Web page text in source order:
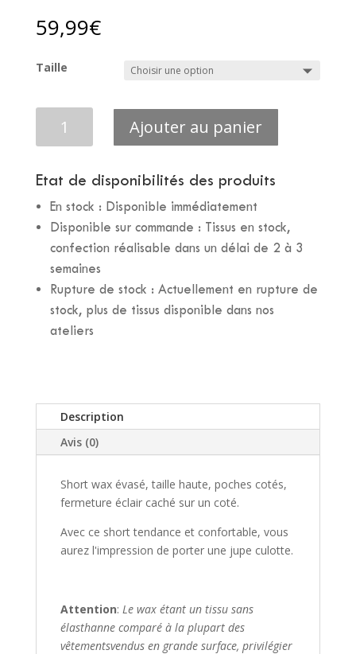
59,99€
Taille
WAX
-
Ampleur
marron
Ajouter au panier
Etat de disponibilités des produits
En stock : Disponible immédiatement
Disponible sur commande : Tissus en stock,
confection réalisable dans un délai de 2 à 3
semaines
Rupture de stock : Actuellement en rupture de
stock, plus de tissus disponible dans nos
ateliers
Description
Avis (0)
Short wax évasé, taille haute,​ poches cotés,
fermeture éclair caché ​sur un coté.​
Avec ce short tendance et confortable, vous
aurez l'impression de porter une jupe culotte.
Attention: Le wax étant un tissu sans
élasthanne comparé à la plupart des
vêtementsvendus en grande surface, privilégier